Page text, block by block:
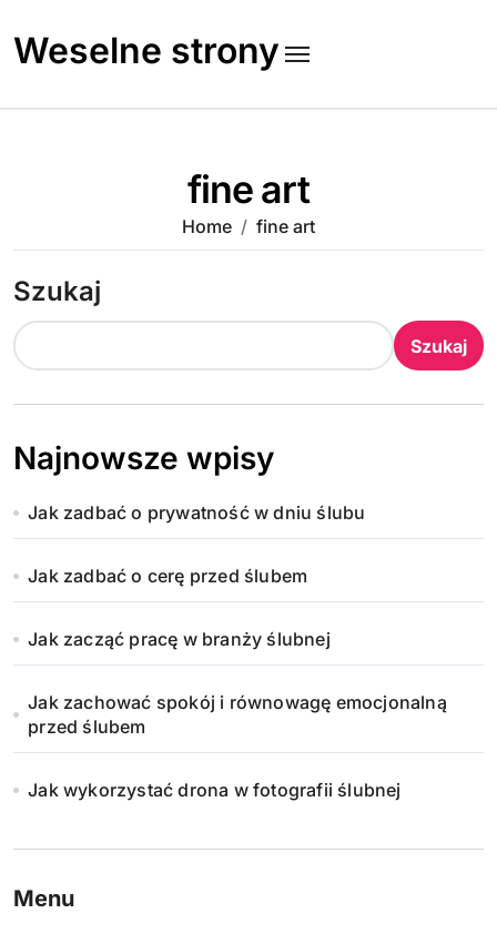
to
content
Weselne strony
fine art
Home fine art
Szukaj
Szukaj
Najnowsze wpisy
Jak zadbać o prywatność w dniu ślubu
Jak zadbać o cerę przed ślubem
Jak zacząć pracę w branży ślubnej
Jak zachować spokój i równowagę emocjonalną
przed ślubem
Jak wykorzystać drona w fotografii ślubnej
Menu